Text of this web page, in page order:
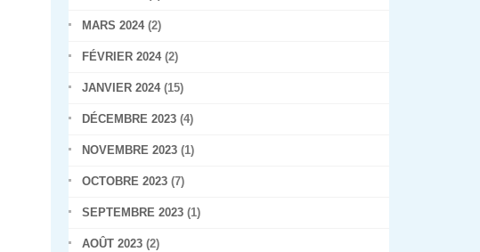
MARS 2024(2)
FÉVRIER 2024(2)
JANVIER 2024(15)
DÉCEMBRE 2023 (4)
NOVEMBRE 2023 (1)
OCTOBRE 2023 (7)
SEPTEMBRE 2023 (1)
AOÛT 2023 (2)